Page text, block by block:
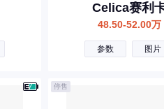
Celica赛利
48.50-52.00万
参数 图片
停售